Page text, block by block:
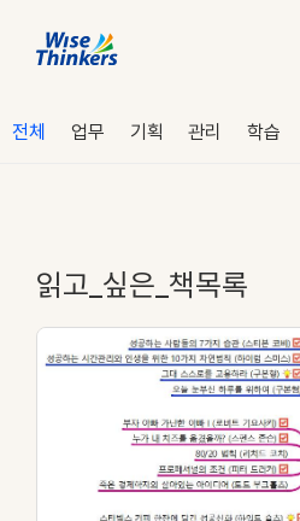
로그인
수강 신청
전체 업무 기획 관리 학습
읽고_싶은_책목록